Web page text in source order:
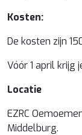
Kosten:
De kosten zijn
Vóór 1 april krijg
Locatie
EZRC
Middelburg.